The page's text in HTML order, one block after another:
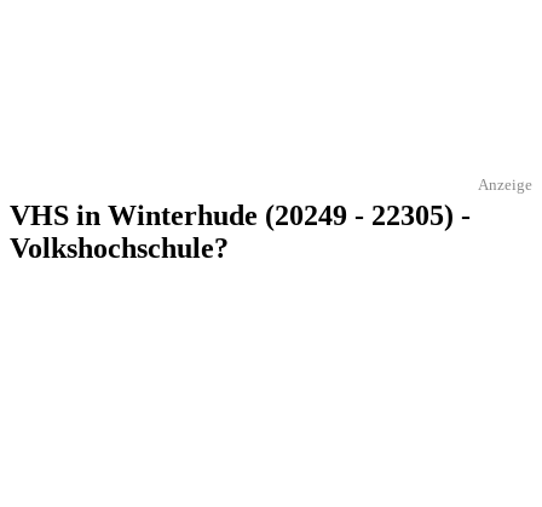
Anzeige
VHS in Winterhude (20249 - 22305) -
Volkshochschule?